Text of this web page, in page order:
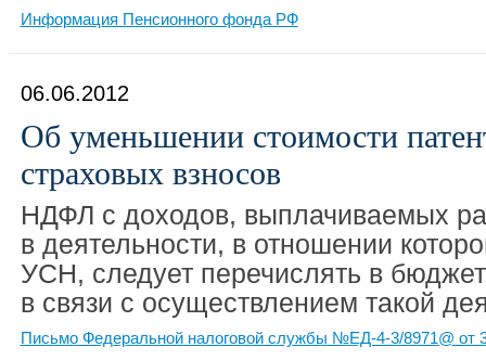
Информация Пенсионного фонда РФ
06.06.2012
Об уменьшении стоимости
страховых взносов
НДФЛ с доходов, выплачиваемых
в деятельности, в отношении
УСН, следует перечислять в
в связи с осуществлением такой
Письмо Федеральной налоговой службы №ЕД-4-3/8971@ от